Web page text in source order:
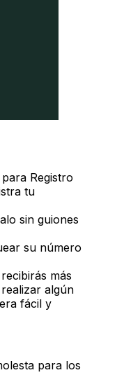
Registro
tu
sin guiones
su número
más
algún
fácil y
para los